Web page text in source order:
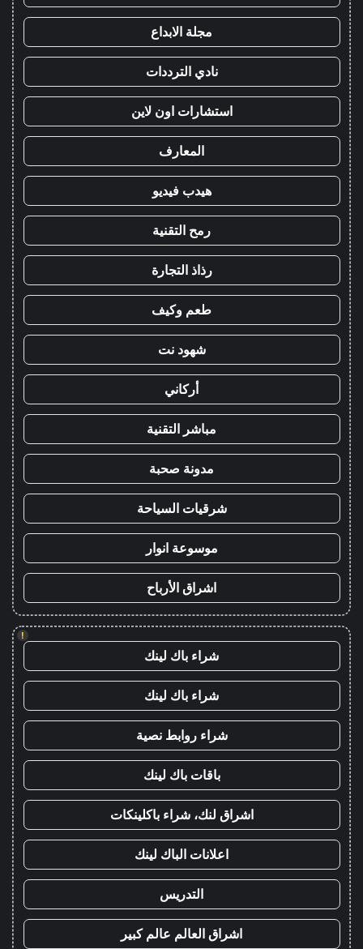
مجلة الابداع
نادي الترددات
استشارات اون لاين
المعارف
هيدب فيديو
رمح التقنية
رذاذ التجارة
طعم وكيف
شهود نت
أركاني
مباشر التقنية
مدونة صحبة
شرقيات السياحة
موسوعة انوار
اشراق الأرباح
!
شراء باك لينك
شراء باك لينك
شراء روابط نصية
باقات باك لينك
اشراق لنك، شراء باكلينكات
اعلانات الباك لينك
التدريس
اشراق العالم عالم كبير